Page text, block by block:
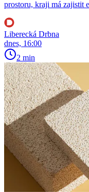
prostoru, kraji má zajistit
Liberecká Drbna
dnes, 16:00
2 min